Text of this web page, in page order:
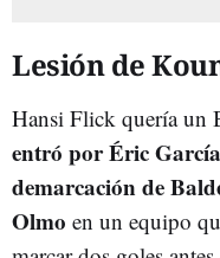
Lesión de
Hansi Flick quería un
entró por Éric
demarcación de
Olmo en un equipo